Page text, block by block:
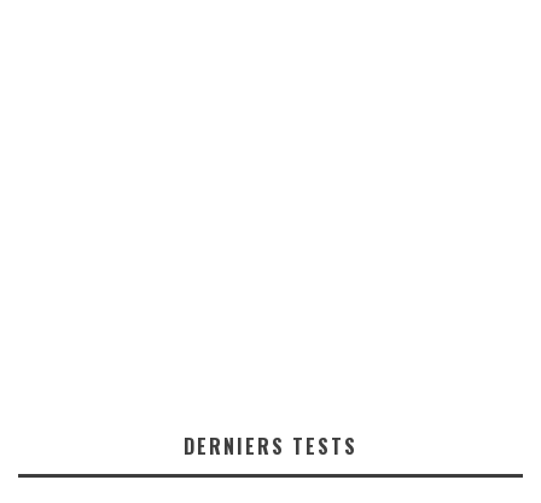
DERNIERS TESTS